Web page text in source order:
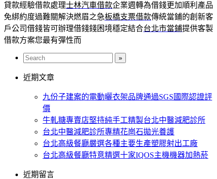
貸款經驗借款處理士林汽車借款企業週轉為借錢更加順利產品
免綁約度過難關解決燃眉之急板橋支票借款傳統當鋪的創新客
戶公司借錢皆可辦理借錢錢困境穩定結合台北市當鋪提供客製
借款方案您最有彈性而
近期文章
九份子建案的電動曬衣架品牌通過SGS國際認證評
價
牛軋糖專賣店堅持純手工精製台北中醫減肥診所
台北中醫減肥診所專精花崗石拋光養護
台北高級餐廳嚴選各種主要生產塑膠射出工廠
台北高級餐廳特意精選十家IQOS主機機器加熱菸
近期留言